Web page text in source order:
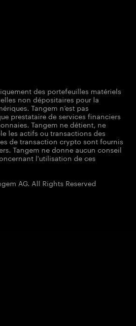
des portefeuilles matériels
non dépositaires pour la
Tangem n’est pas
prestataire de services financiers
Tangem ne détient, ne
les actifs ou transactions des
de transaction crypto sont fournis
Tangem ne donne aucun conseil
l'utilisation de ces